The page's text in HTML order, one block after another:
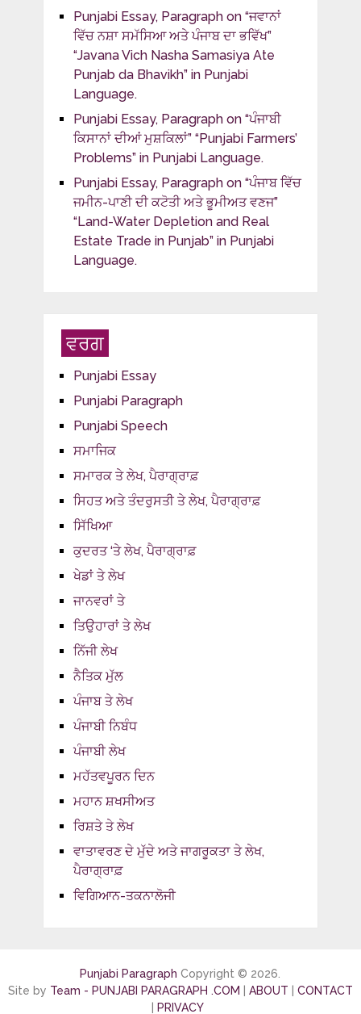
Punjabi Essay, Paragraph on “ਜਵਾਨਾਂ
ਵਿੱਚ ਨਸ਼ਾ ਸਮੱਸਿਆ ਅਤੇ ਪੰਜਾਬ ਦਾ ਭਵਿੱਖ”
“Javana Vich Nasha Samasiya Ate
Punjab da Bhavikh” in Punjabi
Language.
Punjabi Essay, Paragraph on “ਪੰਜਾਬੀ
ਕਿਸਾਨਾਂ ਦੀਆਂ ਮੁਸ਼ਕਿਲਾਂ” “Punjabi Farmers’
Problems” in Punjabi Language.
Punjabi Essay, Paragraph on “ਪੰਜਾਬ ਵਿੱਚ
ਜਮੀਨ-ਪਾਣੀ ਦੀ ਕਟੋਤੀ ਅਤੇ ਭੂਮੀਅਤ ਵਣਜ”
“Land-Water Depletion and Real
Estate Trade in Punjab” in Punjabi
Language.
ਵਰਗ
Punjabi Essay
Punjabi Paragraph
Punjabi Speech
ਸਮਾਜਿਕ
ਸਮਾਰਕ ਤੇ ਲੇਖ, ਪੈਰਾਗ੍ਰਾਫ਼
ਸਿਹਤ ਅਤੇ ਤੰਦਰੁਸਤੀ ਤੇ ਲੇਖ, ਪੈਰਾਗ੍ਰਾਫ਼
ਸਿੱਖਿਆ
ਕੁਦਰਤ ‘ਤੇ ਲੇਖ, ਪੈਰਾਗ੍ਰਾਫ਼
ਖੇਡਾਂ ਤੇ ਲੇਖ
ਜਾਨਵਰਾਂ ਤੇ
ਤਿਉਹਾਰਾਂ ਤੇ ਲੇਖ
ਨਿੱਜੀ ਲੇਖ
ਨੈਤਿਕ ਮੁੱਲ
ਪੰਜਾਬ ਤੇ ਲੇਖ
ਪੰਜਾਬੀ ਨਿਬੰਧ
ਪੰਜਾਬੀ ਲੇਖ
ਮਹੱਤਵਪੂਰਨ ਦਿਨ
ਮਹਾਨ ਸ਼ਖਸੀਅਤ
ਰਿਸ਼ਤੇ ਤੇ ਲੇਖ
ਵਾਤਾਵਰਣ ਦੇ ਮੁੱਦੇ ਅਤੇ ਜਾਗਰੂਕਤਾ ਤੇ ਲੇਖ,
ਪੈਰਾਗ੍ਰਾਫ਼
ਵਿਗਿਆਨ-ਤਕਨਾਲੋਜੀ
Punjabi Paragraph Copyright © 2026.
Site by Team - PUNJABI PARAGRAPH .COM ABOUT
CONTACT
PRIVACY